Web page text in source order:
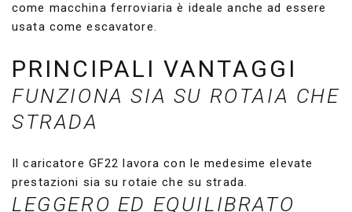
come macchina ferroviaria è ideale anche ad essere
usata come escavatore.
PRINCIPALI VANTAGGI
FUNZIONA SIA SU ROTAIA CHE
STRADA
Il caricatore GF22 lavora con le medesime elevate
prestazioni sia su rotaie che su strada.
LEGGERO ED EQUILIBRATO